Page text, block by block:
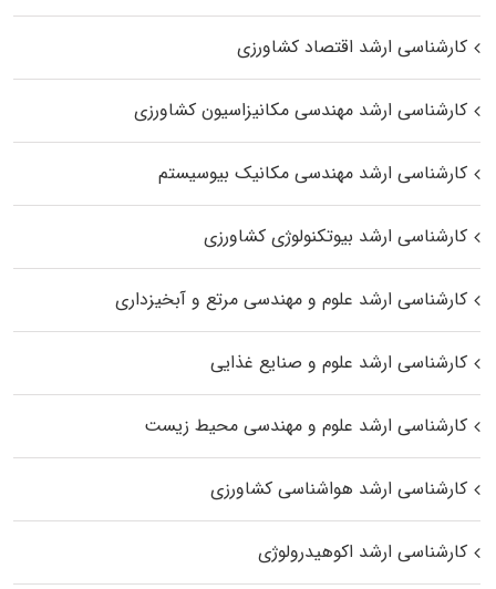
کارشناسی ارشد اقتصاد کشاورزی
کارشناسی ارشد مهندسی مکانیزاسیون کشاورزی
کارشناسی ارشد مهندسی مکانیک بیوسیستم
کارشناسی ارشد بیوتکنولوژی کشاورزی
کارشناسی ارشد علوم و مهندسی مرتع و آبخیزداری
کارشناسی ارشد علوم و صنایع غذایی
کارشناسی ارشد علوم و مهندسی محیط زیست
کارشناسی ارشد هواشناسی کشاورزی
کارشناسی ارشد اکوهیدرولوژی